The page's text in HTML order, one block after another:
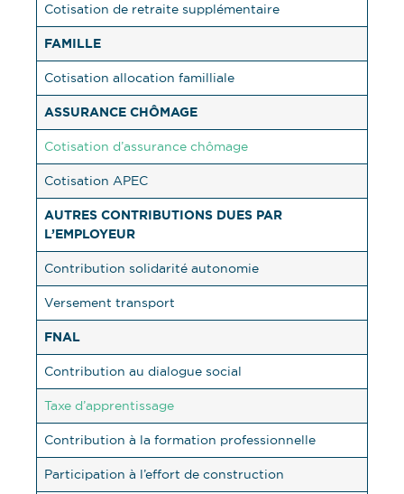
Cotisation de retraite supplémentaire
FAMILLE
Cotisation allocation familliale
ASSURANCE CHÔMAGE
Cotisation d’assurance chômage
Cotisation APEC
AUTRES CONTRIBUTIONS DUES PAR
L’EMPLOYEUR
Contribution solidarité autonomie
Versement transport
FNAL
Contribution au dialogue social
Taxe d’apprentissage
Contribution à la formation professionnelle
Participation à l’effort de construction